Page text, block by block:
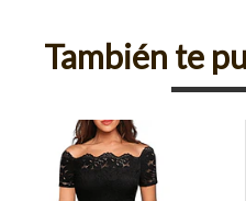
También te